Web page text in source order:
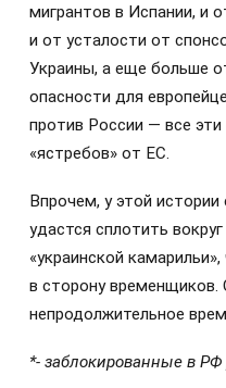
мигрантов в Испании, и
и от усталости от
Украины, а еще больше
опасности для
против России — все
«ястребов» от ЕС.
Впрочем, у этой истории
удастся сплотить
«украинской
в сторону временщиков.
непродолжительное
*- заблокированные в РФ